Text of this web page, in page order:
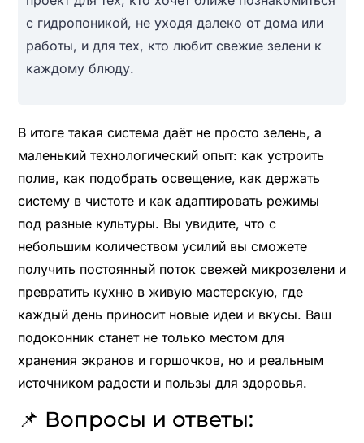
с гидропоникой, не уходя далеко от дома или
работы, и для тех, кто любит свежие зелени к
каждому блюду.
В итоге такая система даёт не просто зелень, а
маленький технологический опыт: как устроить
полив, как подобрать освещение, как держать
систему в чистоте и как адаптировать режимы
под разные культуры. Вы увидите, что с
небольшим количеством усилий вы сможете
получить постоянный поток свежей микрозелени и
превратить кухню в живую мастерскую, где
каждый день приносит новые идеи и вкусы. Ваш
подоконник станет не только местом для
хранения экранов и горшочков, но и реальным
источником радости и пользы для здоровья.
📌 Вопросы и ответы: